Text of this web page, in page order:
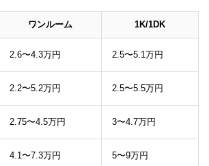
ワンルーム 1K/1DK
2.6〜4.3万円 2.5〜5.1万円
2.2〜5.2万円 2.5〜5.5万円
2.75〜4.5万円 3〜4.7万円
4.1〜7.3万円 5〜9万円